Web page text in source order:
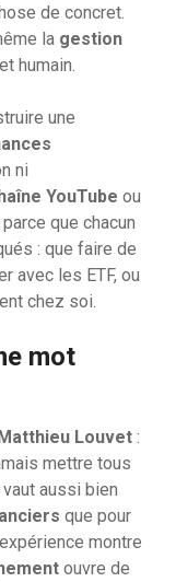
de concret.
la gestion
humain.
une
ni
YouTube ou
que chacun
: que faire de
avec les ETF, ou
chez soi.
mot
Louvet :
mettre tous
aussi bien
que pour
expérience montre
ouvre de